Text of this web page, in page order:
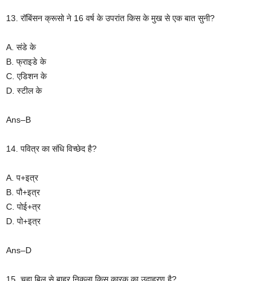
13. रॉबिंसन क्रूसो ने 16 वर्ष के उपरांत किस के मुख से एक बात सुनी?
A. संडे के
B. फ्राइडे के
C. एडिशन के
D. स्टील के
Ans–B
14. पवित्र का संधि विच्छेद है?
A. प+इत्र
B. पौ+इत्र
C. पोई+त्र
D. पो+इत्र
Ans–D
15. चूहा बिल से बाहर निकला किस कारक का उदाहरण है?